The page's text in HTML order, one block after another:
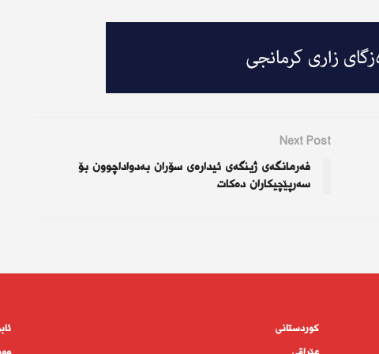
Next Post
فه‌رمانگه‌ی ژینگه‌ی ئیداره‌ی سۆران به‌دواداچوون بۆ
سه‌رپێچیكاران ده‌كات
کوردستانى